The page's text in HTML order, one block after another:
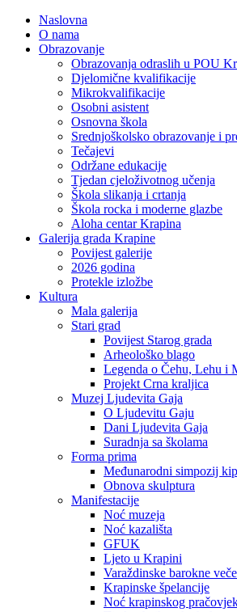
Naslovna
O nama
Obrazovanje
Obrazovanja odraslih u POU
Djelomične kvalifikacije
Mikrokvalifikacije
Osobni asistent
Osnovna škola
Srednjoškolsko obrazovanje i
Tečajevi
Održane edukacije
Tjedan cjeloživotnog učenja
Škola slikanja i crtanja
Škola rocka i moderne glazbe
Aloha centar Krapina
Galerija grada Krapine
Povijest galerije
2026 godina
Protekle izložbe
Kultura
Mala galerija
Stari grad
Povijest Starog grada
Arheološko blago
Legenda o Čehu, Lehu i
Projekt Crna kraljica
Muzej Ljudevita Gaja
O Ljudevitu Gaju
Dani Ljudevita Gaja
Suradnja sa školama
Forma prima
Međunarodni simpozij
Obnova skulptura
Manifestacije
Noć muzeja
Noć kazališta
GFUK
Ljeto u Krapini
Varaždinske barokne
Krapinske špelancije
Noć krapinskog